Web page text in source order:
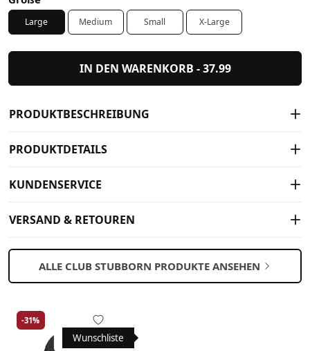
Large Medium Small X-Large
IN DEN WARENKORB -37.99
PRODUKTBESCHREIBUNG
PRODUKTDETAILS
KUNDENSERVICE
VERSAND & RETOUREN
ALLE CLUB STUBBORN PRODUKTE ANSEHEN
Wunschliste
-31%